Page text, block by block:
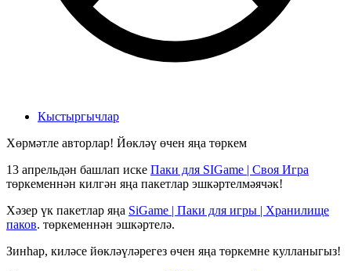
Кыстыргычлар
Хөрмәтле авторлар! Йөкләү өчен яңа төркем
13 апрельдән башлап иске Паки для SIGame | Своя Игра
төркеменнән килгән яңа пакетлар эшкәртелмәячәк!
Хәзер үк пакетлар яңа SiGame | Паки для игры | Хранилище
паков. төркеменнән эшкәртелә.
Зинһар, киләсе йөкләүләрегез өчен яңа төркемне кулланыгыз!